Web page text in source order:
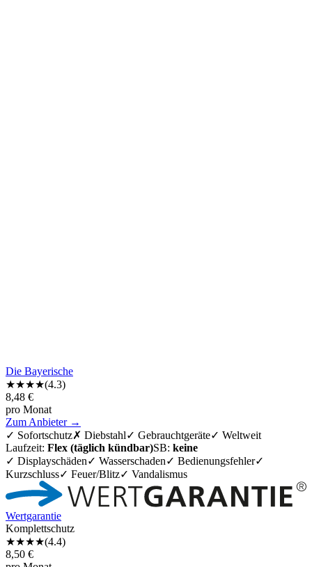
Die Bayerische
★★★★(4.3)
8,48 €
pro Monat
Zum Anbieter →
✓ Sofortschutz✗ Diebstahl✓ Gebrauchtgeräte✓ Weltweit
Laufzeit: Flex (täglich kündbar)SB: keine
✓ Displayschäden✓ Wasserschaden✓ Bedienungsfehler✓
Kurzschluss✓ Feuer/Blitz✓ Vandalismus
Wertgarantie
Komplettschutz
★★★★(4.4)
8,50 €